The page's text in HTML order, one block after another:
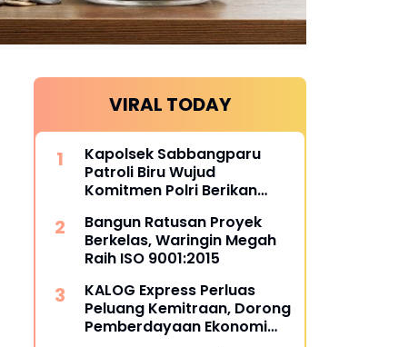
VIRAL TODAY
Kapolsek Sabbangparu
Patroli Biru Wujud
Komitmen Polri Berikan
Masyarakat
Bangun Ratusan Proyek
Berkelas, Waringin Megah
Raih ISO 9001:2015
KALOG Express Perluas
Peluang Kemitraan, Dorong
Pemberdayaan Ekonomi